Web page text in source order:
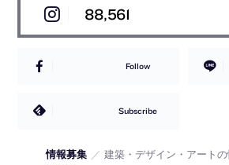
88,561
Follow
Subscribe
情報募集 ／ 建築・デザイン・アート